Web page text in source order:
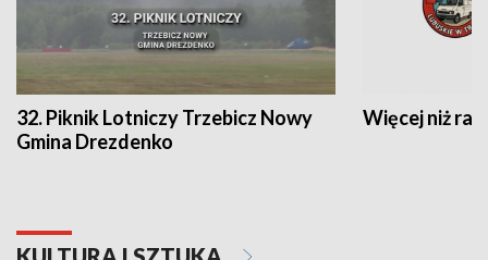
32. Piknik Lotniczy Trzebicz Nowy
Gmina Drezdenko
Więcej niż rajd